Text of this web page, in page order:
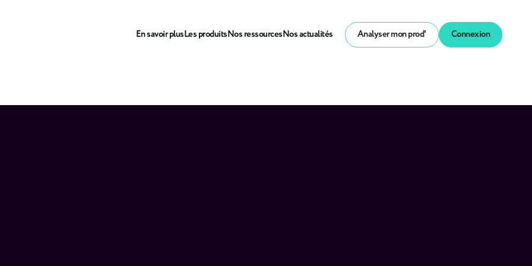
En savoir plusLes produitsNos ressourcesNos actualités Analyser mon prod' Connexion